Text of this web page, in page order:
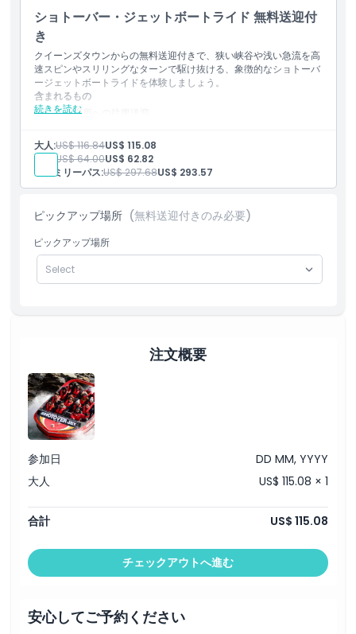
引換方法
服装規定
キャンセルポリシー
デオのハイライトを自由に閲覧でき、購入して持ち帰ることも
ショトーバー・ジェットボートライド 無料送迎付
き
クイーンズタウンからの無料送迎付きで、狭い峡谷や浅い急流を高
速スピンやスリリングなターンで駆け抜ける、象徴的なショトーバ
ージェットボートライドを体験しましょう。
続きを読む
含まれるもの
集合場所への往復送迎
必須のライフジャケット
リバーベースで無料WiFi利用可能
現地での写真撮影サービスとジェットボートに取り付けられた
ビデオカメラで体験を撮影。ツアー後すぐに写真とビデオハイ
乗車中の荷物を保管するロッカー
大人:US$ 116.84US$ 115.08
子供: US$ 64.00US$ 62.82
ファミリーパス:US$ 297.68US$ 293.57
ピックアップ場所 (無料送迎付きのみ必要)
ピックアップ場所
注文概要
参加日
DD MM, YYYY
大人
US$ 115.08 × 1
合計 US$ 115.08
チェックアウトへ進む
安心してご予約ください